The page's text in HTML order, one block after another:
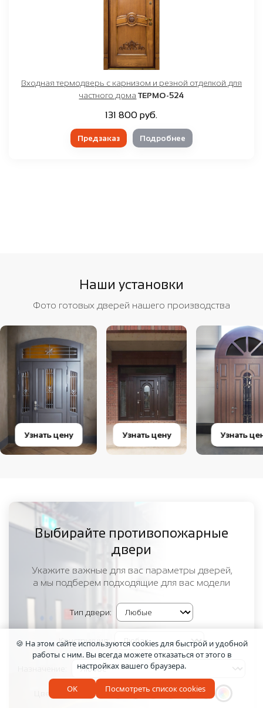
Входная термодверь с карнизом и резной отделкой для
частного дома ТЕРМО-524
131 800 руб.
Предзаказ Подробнее
Наши установки
Фото готовых дверей нашего производства
Узнать цену Узнать цену Узнать
Выбирайте противопожарные
двери
Укажите важные для вас параметры дверей,
а мы подберем подходящие для вас модели
Тип двери:
Конструкция:
Цвет:
🍪 На этом сайте используются cookies для быстрой и удобной
работы с ним. Вы всегда можете отказаться от этого в
настройках вашего браузера.
OK Посмотреть список cookies